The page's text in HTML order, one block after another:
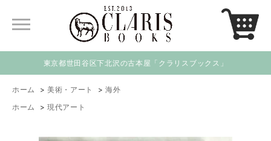
東京都世田谷区下北沢の古本屋「クラリスブックス」
ホーム > 美術・アート > 海外
ホーム
> 現代アート